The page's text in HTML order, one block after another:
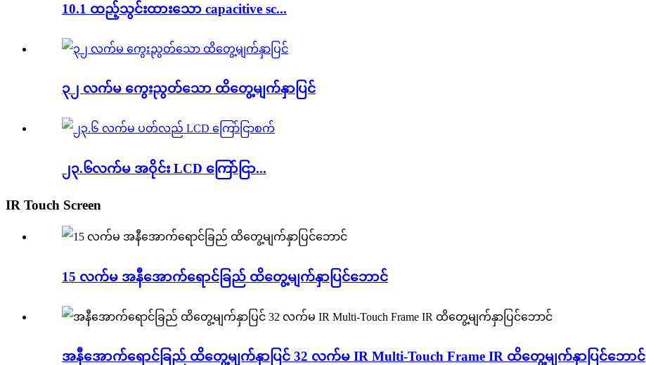
10.1 ထည့်သွင်းထားသော capacitive sc...
၃၂ လက်မ ကွေးညွတ်သော ထိတွေ့မျက်နှာပြင်
၂၃.၆လက်မ အဝိုင်း LCD ကြော်ငြာ...
IR Touch Screen
15 လက်မ အနီအောက်ရောင်ခြည် ထိတွေ့မျက်နှာပြင်ဘောင်
အနီအောက်ရောင်ခြည် ထိတွေ့မျက်နှာပြင် 32 လက်မ IR Multi-Touch Frame IR ထိတွေ့မျက်နှာပြင်ဘောင်